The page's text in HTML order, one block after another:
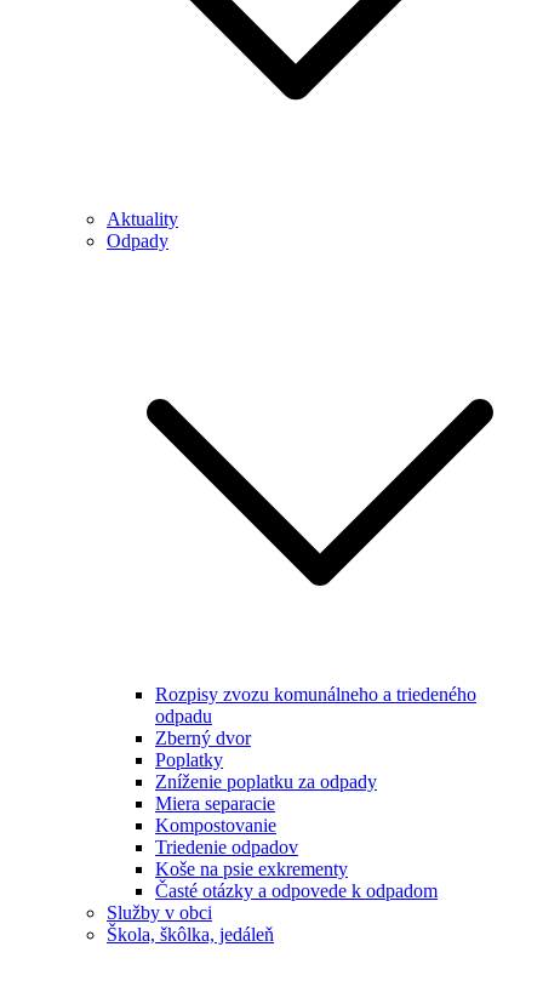
Aktuality
Odpady
Rozpisy zvozu komunálneho a triedeného
odpadu
Zberný dvor
Poplatky
Zníženie poplatku za odpady
Miera separacie
Kompostovanie
Triedenie odpadov
Koše na psie exkrementy
Časté otázky a odpovede k odpadom
Služby v obci
Škola, škôlka, jedáleň